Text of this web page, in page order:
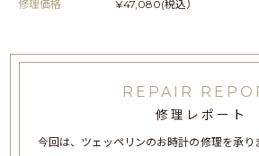
修理価格
¥47,080(税込）
REPAIR
修理レポート
今回は、ツェッペリンのお時計の修理を承り